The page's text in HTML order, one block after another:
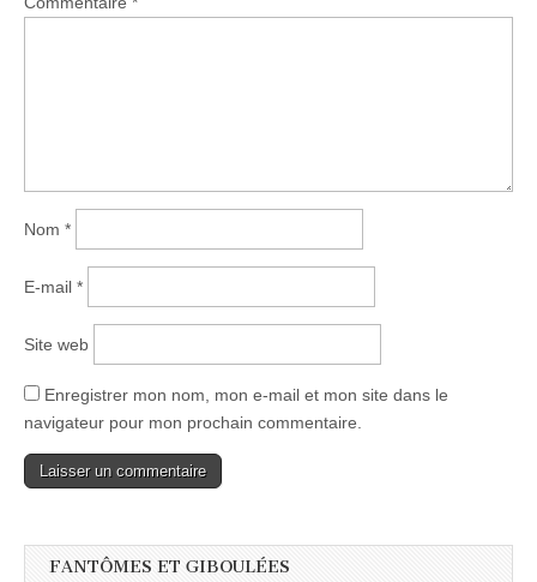
Nom *
E-mail *
Site web
Enregistrer mon nom, mon e-mail et mon site dans le
navigateur pour mon prochain commentaire.
FANTÔMES ET GIBOULÉES